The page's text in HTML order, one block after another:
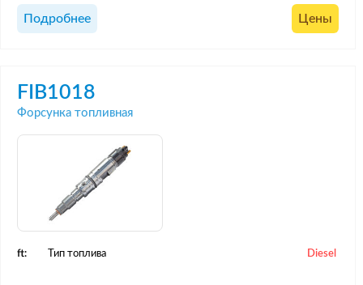
Подробнее Цены
FIB1018
Форсунка топливная
ft: Тип топлива Diesel